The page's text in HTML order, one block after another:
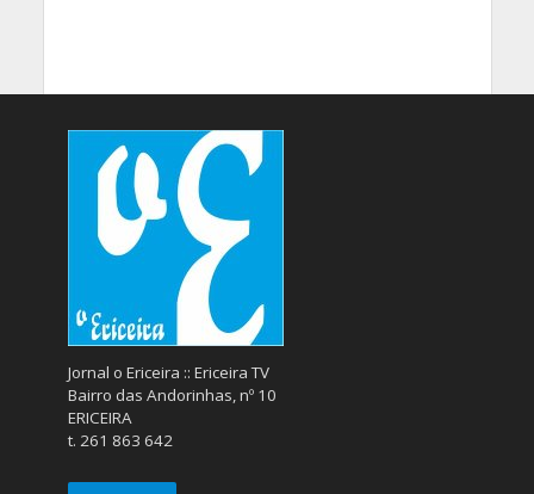
Jornal o Ericeira :: Ericeira TV
Bairro das Andorinhas, nº 10
ERICEIRA
t. 261 863 642